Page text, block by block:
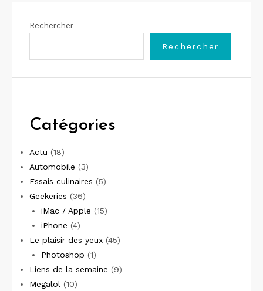
Rechercher
Rechercher
Catégories
Actu (18)
Automobile (3)
Essais culinaires (5)
Geekeries (36)
iMac / Apple (15)
iPhone (4)
Le plaisir des yeux (45)
Photoshop (1)
Liens de la semaine (9)
Megalol (10)